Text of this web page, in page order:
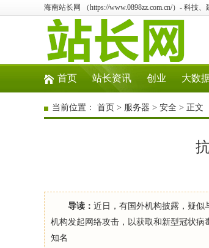
海南站长网 （https://www.0898zz.com.cn/）- 科技
首页 站长资讯 创业 大数
当前位置： 首页 > 服务器 > 安全 > 正文
导读： 近日，有国外机构披露，疑似
机构发起网络攻击，以获取和新型冠状
知名